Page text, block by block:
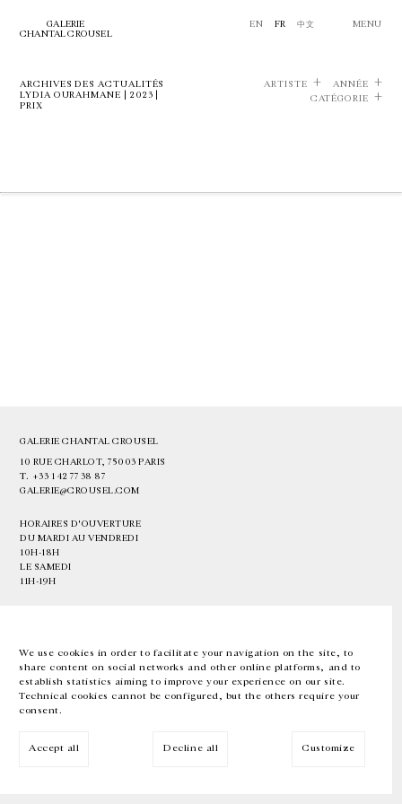
We use cookies in order to facilitate your navigation on the site, to
share content on social networks and other online platforms, and to
establish statistics aiming to improve your experience on our site.
Technical cookies cannot be configured, but the others require your
consent.
Accept all Decline all Customize
GALERIE
CHANTAL CROUSEL
EN FR 中文 MENU
ARCHIVES DES ACTUALITÉS
LYDIA OURAHMANE | 2023 |
PRIX
ARTISTE
ANNÉE
CATÉGORIE
GALERIE CHANTAL CROUSEL
10 RUE CHARLOT, 75003 PARIS
T. +33 1 42 77 38 87
GALERIE@CROUSEL.COM
HORAIRES D'OUVERTURE
DU MARDI AU VENDREDI
10H-18H
LE SAMEDI
11H-19H
EN FR 中文 Facebook Instagram
Inscrivez-vous à notre newsletter